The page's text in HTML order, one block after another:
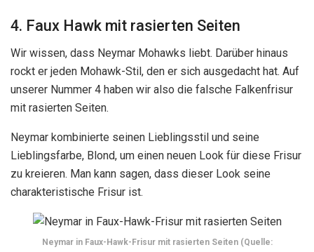
4. Faux Hawk mit rasierten Seiten
Wir wissen, dass Neymar Mohawks liebt. Darüber hinaus
rockt er jeden Mohawk-Stil, den er sich ausgedacht hat. Auf
unserer Nummer 4 haben wir also die falsche Falkenfrisur
mit rasierten Seiten.
Neymar kombinierte seinen Lieblingsstil und seine
Lieblingsfarbe, Blond, um einen neuen Look für diese Frisur
zu kreieren. Man kann sagen, dass dieser Look seine
charakteristische Frisur ist.
Neymar in Faux-Hawk-Frisur mit rasierten Seiten (Quelle: